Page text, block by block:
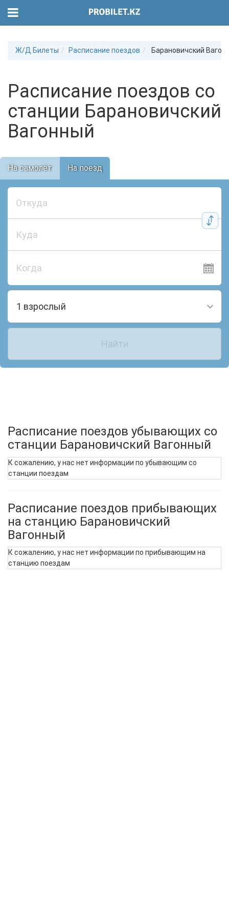
Ж/Д Билеты Расписание поездов Барановичский
Расписание поездов со
станции Барановичский
Вагонный
На самолёт На поезд
Когда
1 взрослый
Найти
Расписание поездов убывающих со
станции Барановичский Вагонный
К сожалению, у нас нет информации по убывающим со
станции поездам
Расписание поездов прибывающих
на станцию Барановичский
Вагонный
К сожалению, у нас нет информации по прибывающим на
станцию поездам